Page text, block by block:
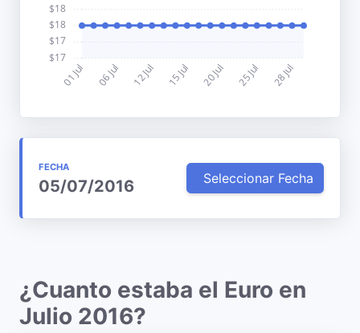
FECHA
05/07/2016 Seleccionar Fecha
¿Cuanto estaba el Euro en
Julio 2016?